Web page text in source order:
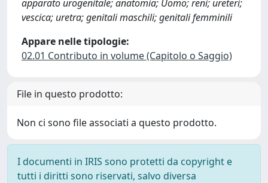
apparato urogenitale; anatomia; Uomo; reni; ureteri;
vescica; uretra; genitali maschili; genitali femminili
Appare nelle tipologie:
02.01 Contributo in volume (Capitolo o Saggio)
File in questo prodotto:
Non ci sono file associati a questo prodotto.
I documenti in IRIS sono protetti da copyright e
tutti i diritti sono riservati, salvo diversa